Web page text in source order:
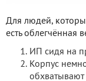
Для людей,
есть облегчённая
ИП сидя на
Корпус
обхватывают